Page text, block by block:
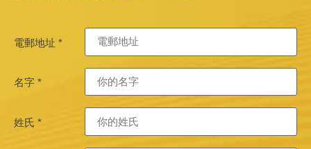
電郵地址 *
名字 *
姓氏 *